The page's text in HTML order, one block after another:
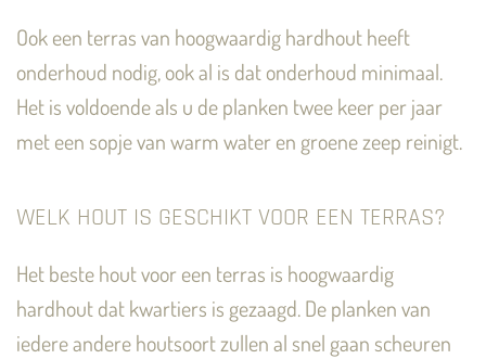
Ook een terras van hoogwaardig hardhout heeft
onderhoud nodig, ook al is dat onderhoud minimaal.
Het is voldoende als u de planken twee keer per jaar
met een sopje van warm water en groene zeep reinigt.
WELK HOUT IS GESCHIKT VOOR EEN TERRAS?
Het beste hout voor een terras is hoogwaardig
hardhout dat kwartiers is gezaagd. De planken van
iedere andere houtsoort zullen al snel gaan scheuren